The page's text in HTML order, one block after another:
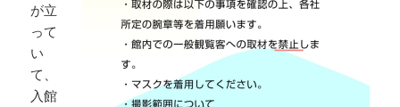
が立
って
い
て、
入館